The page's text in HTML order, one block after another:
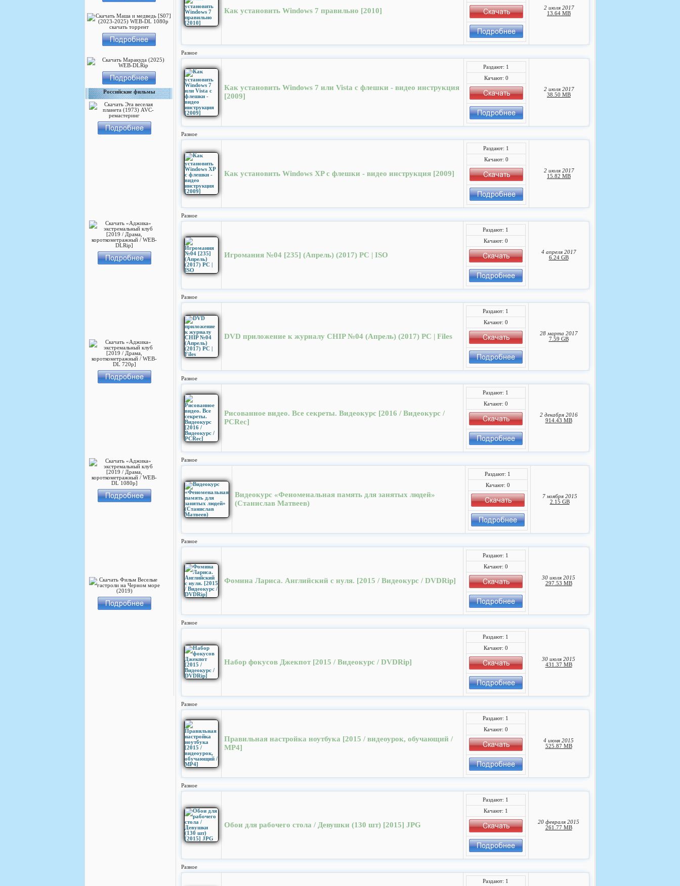
Российские фильмы
Как установить Windows 7 правильно [2010]
2 июля 2017
13.64 MB
Разное
Как установить Windows 7 или Vista с флешки - видео инструкция
[2009]
Раздают: 1
Качают: 0
2 июля 2017
38.50 MB
Разное
Как установить Windows XP с флешки - видео инструкция [2009]
Раздают: 1
Качают: 0
2 июля 2017
15.82 MB
Разное
Игромания №04 [235] (Апрель) (2017) PC | ISO
Раздают: 1
Качают: 0
4 апреля 2017
6.24 GB
Разное
DVD приложение к журналу CHIP №04 (Апрель) (2017) PC | Files
Раздают: 1
Качают: 0
28 марта 2017
7.59 GB
Разное
Рисованное видео. Все секреты. Видеокурс [2016 / Видеокурс /
PCRec]
Раздают: 1
Качают: 0
2 декабря 2016
914.43 MB
Разное
Видеокурс «Феноменальная память для занятых людей»
(Станислав Матвеев)
Раздают: 1
Качают: 0
7 ноября 2015
2.15 GB
Разное
Фомина Лариса. Английский с нуля. [2015 / Видеокурс / DVDRip]
Раздают: 1
Качают: 0
30 июля 2015
297.53 MB
Разное
Набор фокусов Джекпот [2015 / Видеокурс / DVDRip]
Раздают: 1
Качают: 0
30 июля 2015
431.37 MB
Разное
Правильная настройка ноутбука [2015 / видеоурок, обучающий /
MP4]
Раздают: 1
Качают: 0
4 июня 2015
525.87 MB
Разное
Обои для рабочего стола / Девушки (130 шт) [2015] JPG
Раздают: 1
Качают: 1
20 февраля 2015
261.77 MB
Разное
Раздают: 1